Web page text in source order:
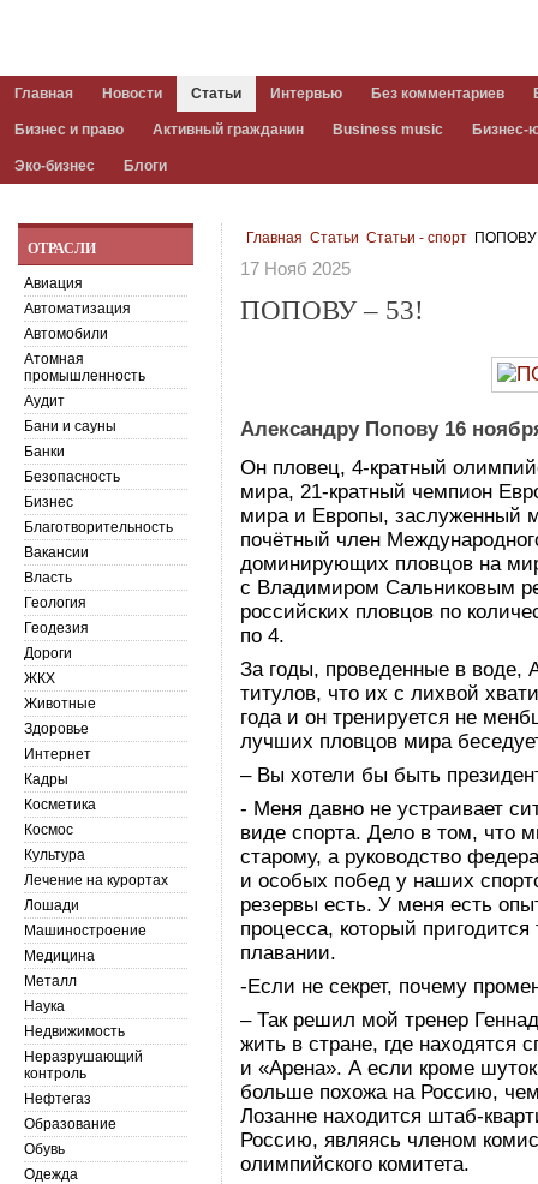
Главная Новости Статьи Интервью Без комментариев
Бизнес и право Активный гражданин Business music Бизнес-
Эко-бизнес Блоги
Главная Статьи Статьи - спорт ПОПОВУ
17 Нояб 2025
ПОПОВУ – 53!
Александру Попову 16
Он пловец, 4-кратный
мира, 21-кратный чемпион
мира и Европы, заслуженный
почётный член
доминирующих пловцов на
с Владимиром Сальниковым
российских пловцов по
по 4.
За годы, проведенные в воде,
титулов, что их с лихвой
года и он тренируется не
лучших пловцов мира
– Вы хотели бы быть
- Меня давно не устраивает
виде спорта. Дело в том, что
старому, а руководство
и особых побед у наших
резервы есть. У меня есть
процесса, который
плавании.
-Если не секрет, почему
– Так решил мой тренер
жить в стране, где
и «Арена». А если кроме
больше похожа на Россию,
Лозанне находится штаб-
Россию, являясь членом
олимпийского комитета.
ОТРАСЛИ
Авиация
Автоматизация
Автомобили
Атомная
промышленность
Аудит
Бани и сауны
Банки
Безопасность
Бизнес
Благотворительность
Вакансии
Власть
Геология
Геодезия
Дороги
ЖКХ
Животные
Здоровье
Интернет
Кадры
Косметика
Космос
Культура
Лечение на курортах
Лошади
Машиностроение
Медицина
Металл
Наука
Недвижимость
Неразрушающий
контроль
Нефтегаз
Образование
Обувь
Одежда